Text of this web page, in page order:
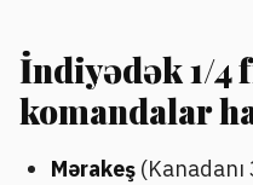
İndiyədək 1/4
komandalar
Mərakeş(Kanadanı